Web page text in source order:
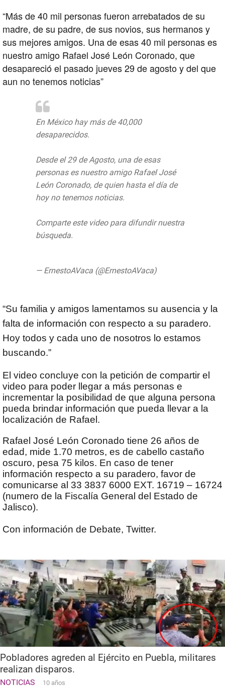
“Más de 40 mil personas fueron arrebatados de su
madre, de su padre, de sus novios, sus hermanos y
sus mejores amigos. Una de esas 40 mil personas es
nuestro amigo Rafael José León Coronado, que
desapareció el pasado jueves 29 de agosto y del que
aun no tenemos noticias”
En México hay más de 40,000
desaparecidos.
Desde el 29 de Agosto, una de esas
personas es nuestro amigo Rafael José
León Coronado, de quien hasta el día de
hoy no tenemos noticias.
Comparte este video para difundir nuestra
búsqueda.
— ErnestoAVaca (@ErnestoAVaca)
“Su familia y amigos lamentamos su ausencia y la
falta de información con respecto a su paradero.
Hoy todos y cada uno de nosotros lo estamos
buscando.”
El video concluye con la petición de compartir el
video para poder llegar a más personas e
incrementar la posibilidad de que alguna persona
pueda brindar información que pueda llevar a la
localización de Rafael.
Rafael José León Coronado tiene 26 años de
edad, mide 1.70 metros, es de cabello castaño
oscuro, pesa 75 kilos. En caso de tener
información respecto a su paradero, favor de
comunicarse al 33 3837 6000 EXT. 16719 – 16724
(numero de la Fiscalía General del Estado de
Jalisco).
Con información de Debate, Twitter.
Pobladores agreden al Ejército en Puebla, militares
realizan disparos.
NOTICIAS 10 años